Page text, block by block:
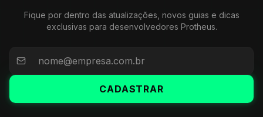
Fique por dentro das atualizações, novos guias e dicas
exclusivas para desenvolvedores Protheus.
CADASTRAR